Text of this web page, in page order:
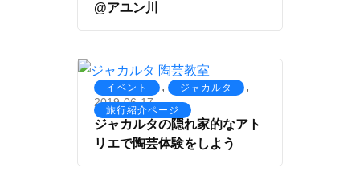
@アユン川
イベント , ジャカルタ ,
旅行紹介ページ
2019-06-17
ジャカルタの隠れ家的なアト
リエで陶芸体験をしよう